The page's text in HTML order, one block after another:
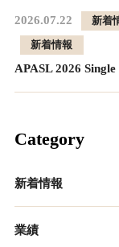
2026.07.22
新着
新着情報
APASL 2026
Category
新着情報
業績